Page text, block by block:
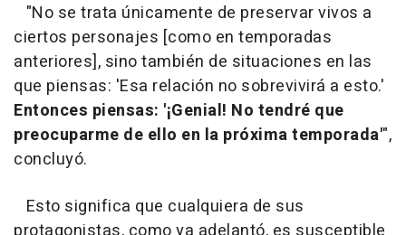
"No se trata únicamente de preservar vivos a
ciertos personajes [como en temporadas
anteriores], sino también de situaciones en las
que piensas: 'Esa relación no sobrevivirá a esto.'
Entonces piensas: '¡Genial! No tendré que
preocuparme de ello en la próxima temporada'",
concluyó.
Esto significa que cualquiera de sus